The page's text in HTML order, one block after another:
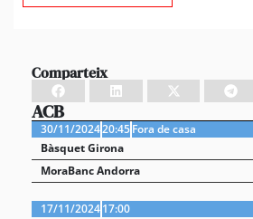
Comparteix
ACB
30/11/202420:45Fora de casa
Bàsquet Girona
MoraBanc Andorra
17/11/202417:00